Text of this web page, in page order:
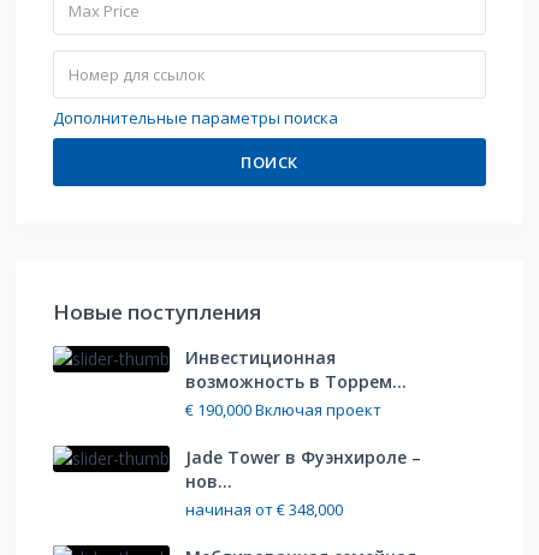
Дополнительные параметры поиска
ПОИСК
Hовые поступления
Инвестиционная
возможность в Торрем...
€ 190,000Включая проект
Jade Tower в Фуэнхироле –
нов...
начиная от€ 348,000